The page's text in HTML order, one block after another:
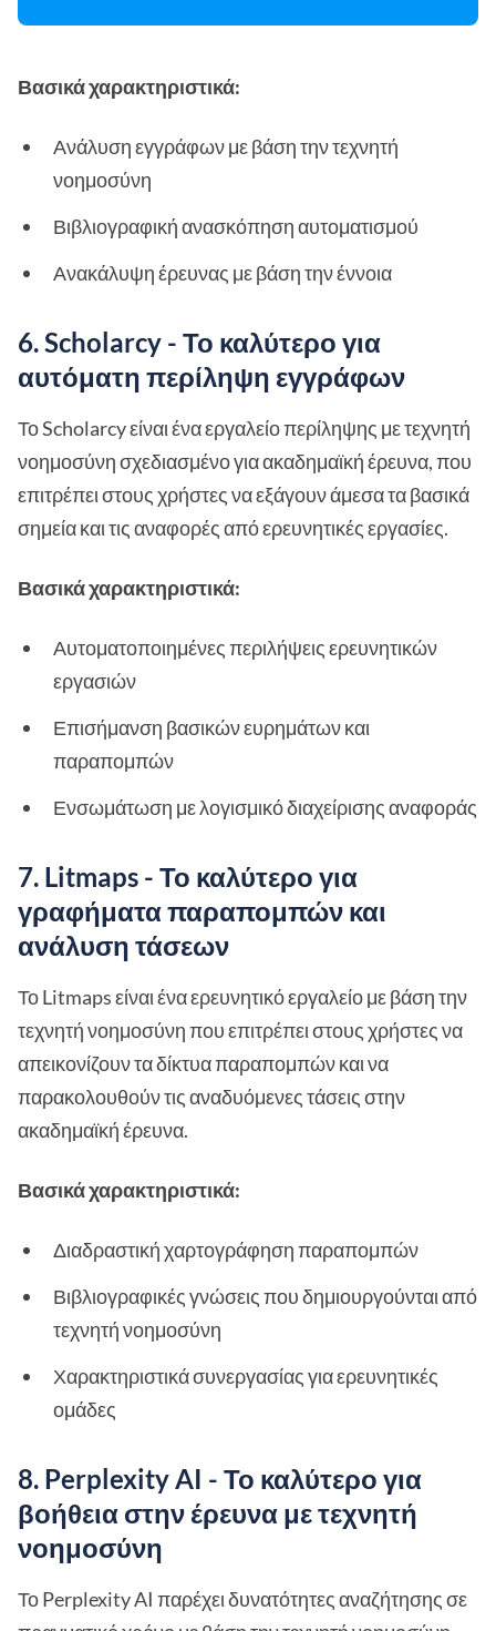
Βασικά χαρακτηριστικά:
Ανάλυση εγγράφων με βάση την τεχνητή
νοημοσύνη
Βιβλιογραφική ανασκόπηση αυτοματισμού
Ανακάλυψη έρευνας με βάση την έννοια
6. Scholarcy - Το καλύτερο για
αυτόματη περίληψη εγγράφων
Το Scholarcy είναι ένα εργαλείο περίληψης με τεχνητή
νοημοσύνη σχεδιασμένο για ακαδημαϊκή έρευνα, που
επιτρέπει στους χρήστες να εξάγουν άμεσα τα βασικά
σημεία και τις αναφορές από ερευνητικές εργασίες.
Βασικά χαρακτηριστικά:
Αυτοματοποιημένες περιλήψεις ερευνητικών
εργασιών
Επισήμανση βασικών ευρημάτων και
παραπομπών
Ενσωμάτωση με λογισμικό διαχείρισης αναφοράς
7. Litmaps - Το καλύτερο για
γραφήματα παραπομπών και
ανάλυση τάσεων
Το Litmaps είναι ένα ερευνητικό εργαλείο με βάση την
τεχνητή νοημοσύνη που επιτρέπει στους χρήστες να
απεικονίζουν τα δίκτυα παραπομπών και να
παρακολουθούν τις αναδυόμενες τάσεις στην
ακαδημαϊκή έρευνα.
Βασικά χαρακτηριστικά:
Διαδραστική χαρτογράφηση παραπομπών
Βιβλιογραφικές γνώσεις που δημιουργούνται από
τεχνητή νοημοσύνη
Χαρακτηριστικά συνεργασίας για ερευνητικές
ομάδες
8. Perplexity AI - Το καλύτερο για
βοήθεια στην έρευνα με τεχνητή
νοημοσύνη
Το Perplexity AI παρέχει δυνατότητες αναζήτησης σε